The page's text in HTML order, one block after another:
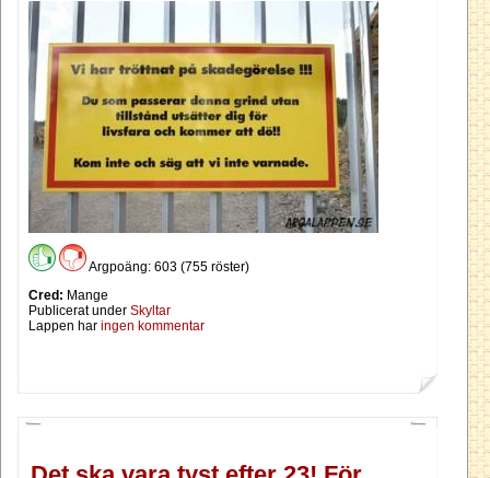
Argpoäng: 603 (755 röster)
Cred: Mange
Publicerat under Skyltar
Lappen har ingen kommentar